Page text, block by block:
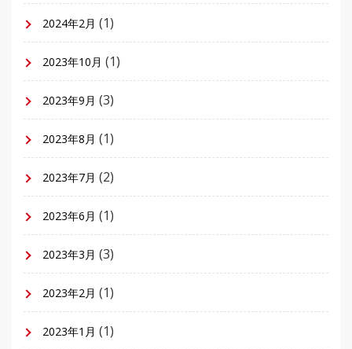
2024年2月 (1)
2023年10月 (1)
2023年9月 (3)
2023年8月 (1)
2023年7月 (2)
2023年6月 (1)
2023年3月 (3)
2023年2月 (1)
2023年1月 (1)